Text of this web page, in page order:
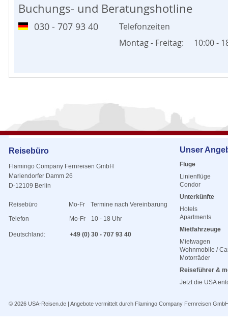
genommen werden können.
3. Landausflüge
Es ist sehr zu empfehlen die geplanten Touren im Voraus zu
da bei beliebten Ausflügen manchmal schon im Vorfeld alle
schon vor der Abreise gebucht werden können.
Buchungs- und Beratungshotline
030 - 707 93 40
Telefonzeiten
Montag - Freitag:
10:00 -
Reisebüro
Flamingo Company Fernreisen GmbH
Mariendorfer Damm 26
D-12109 Berlin
Reisebüro Mo-Fr
Termine nach Vereinbarung
Telefon
Mo-Fr 10 - 18 Uhr
Deutschland: +49 (0) 30 - 707 93 40
Unser
Flüge
Linienflüge
Condor
Unterkünfte
Hotels
Apartments
Mietfahrzeuge
Mietwagen
Wohnmobile /
Motorräder
Reiseführer &
Jetzt die USA
© 2026 USA-Reisen.de | Angebote vermittelt durch Flamingo Company Fernreisen